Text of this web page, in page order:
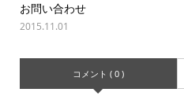
お問い合わせ
2015.11.01
コメント ( 0 )